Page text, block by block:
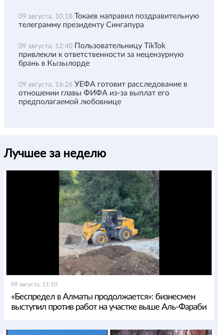
09 августа, 10:18 Токаев направил поздравительную
телеграмму президенту Сингапура
09 августа, 12:40 Пользовательницу TikTok
привлекли к ответственности за нецензурную
брань в Кызылорде
09 августа, 16:26 УЕФА готовит расследование в
отношении главы ФИФА из-за выплат его
предполагаемой любовнице
Лучшее за неделю
09 августа, 11:10
«Беспредел в Алматы продолжается»: бизнесмен
выступил против работ на участке выше Аль-Фараби